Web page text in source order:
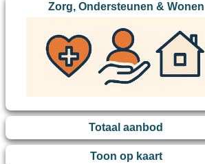
Zorg, Ondersteunen & Wonen
Totaal aanbod
Toon op kaart